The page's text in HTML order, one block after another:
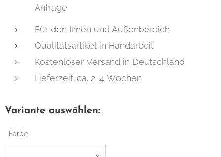
Anfrage
Für den Innen und Außenbereich
Qualitätsartikel in Handarbeit
Kostenloser Versand in Deutschland
Lieferzeit: ca. 2-4 Wochen
Variante auswählen:
Farbe